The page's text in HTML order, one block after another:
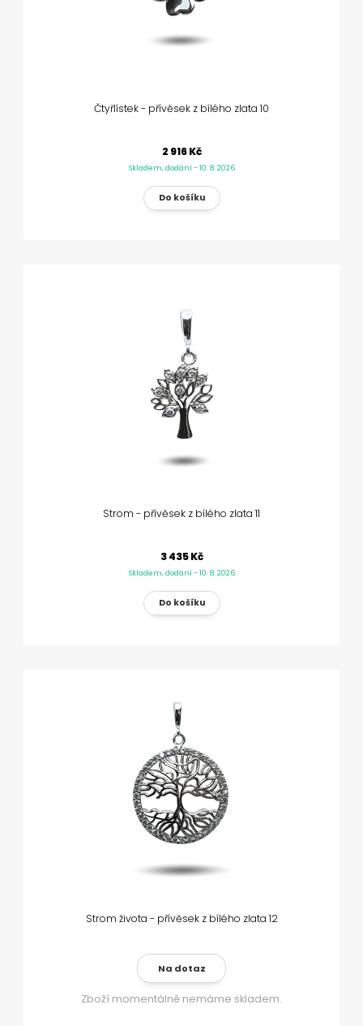
Čtyřlístek - přívěsek z bílého zlata 10
2 916 Kč
Skladem, dodání - 10. 8. 2026
Strom - přívěsek z bílého zlata 11
3 435 Kč
Skladem, dodání - 10. 8. 2026
Strom života - přívěsek z bílého zlata 12
Na dotaz
Zboží momentálně nemáme skladem.